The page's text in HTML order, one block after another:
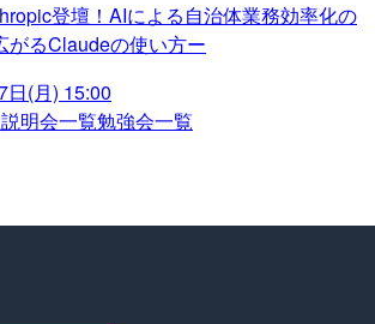
登壇！AIによる自治体業務効率化の
がるClaudeの使い方ー
(月) 15:00
明会一覧勉強会一覧